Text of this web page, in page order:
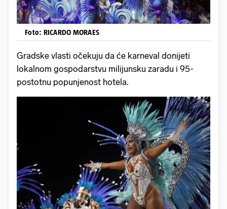
Foto: RICARDO MORAES
Gradske vlasti očekuju da će karneval donijeti
lokalnom gospodarstvu milijunsku zaradu i 95-
postotnu popunjenost hotela.